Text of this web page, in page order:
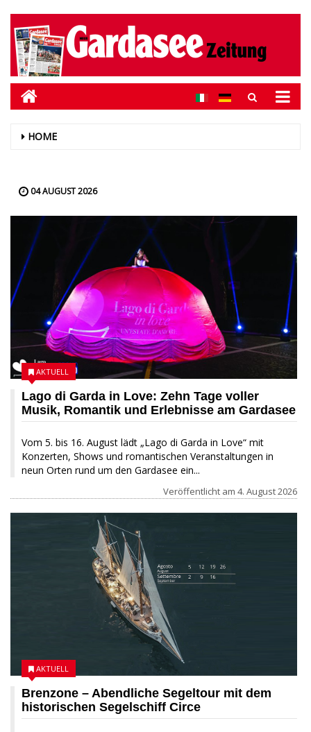
HOME
04 AUGUST 2026
Lago di Garda in Love: Zehn Tage voller
Musik, Romantik und Erlebnisse am Gardasee
Vom 5. bis 16. August lädt „Lago di Garda in Love“ mit
Konzerten, Shows und romantischen Veranstaltungen in
neun Orten rund um den Gardasee ein...
AKTUELL
Veröffentlicht am 4. August 2026
Brenzone – Abendliche Segeltour mit dem
historischen Segelschiff Circe
AKTUELL